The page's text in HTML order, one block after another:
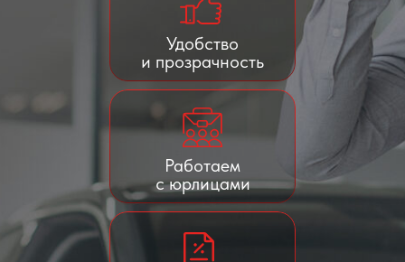
Удобство
и прозрачность
Работаем
с юрлицами